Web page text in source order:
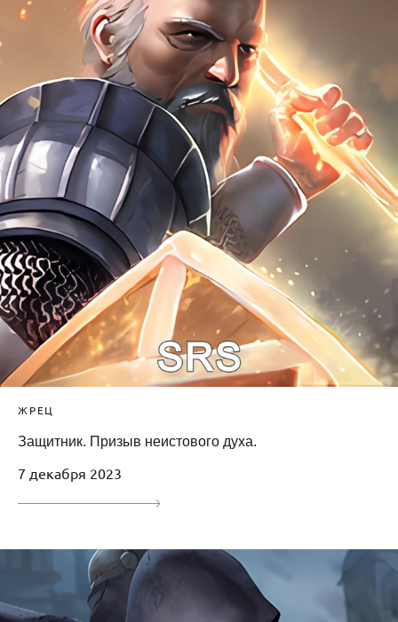
ЖРЕЦ
Защитник. Призыв неистового духа.
7 декабря 2023